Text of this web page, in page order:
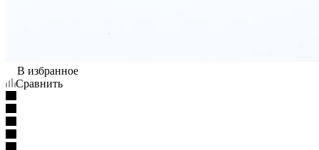
В избранное
Сравнить